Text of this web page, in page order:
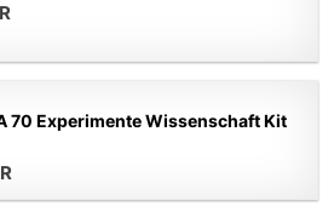
70 Experimente Wissenschaft Kit